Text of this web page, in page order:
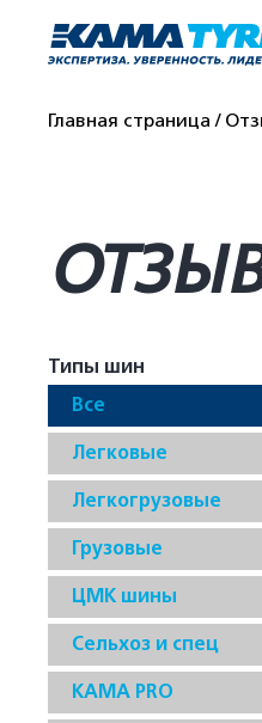
Главная страница
Типы шин
Все
Легковые
Легкогрузовые
Грузовые
ЦМК шины
Сельхоз и спец
КАМА PRO